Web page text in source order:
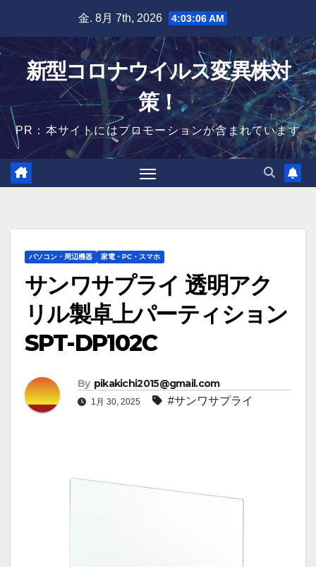
content
金. 8月 7th, 2026 4:03:07 AM
新型コロナウイルス変異株対
策！
PR：本サイトにはプロモーションが含まれています
パソコン・周辺機器 家電・PC・スマホ
サンワサプライ 透明アク
リル製卓上パーティション
SPT-DP102C
By pikakichi2015@gmail.com
1月 30, 2025 #サンワサプライ